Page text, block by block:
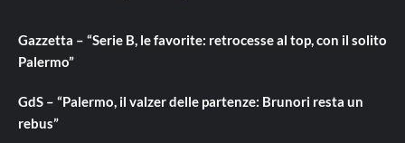
Gazzetta – “Serie B, le favorite: retrocesse al top, con il solito
Palermo”
GdS – “Palermo, il valzer delle partenze: Brunori resta un
rebus”